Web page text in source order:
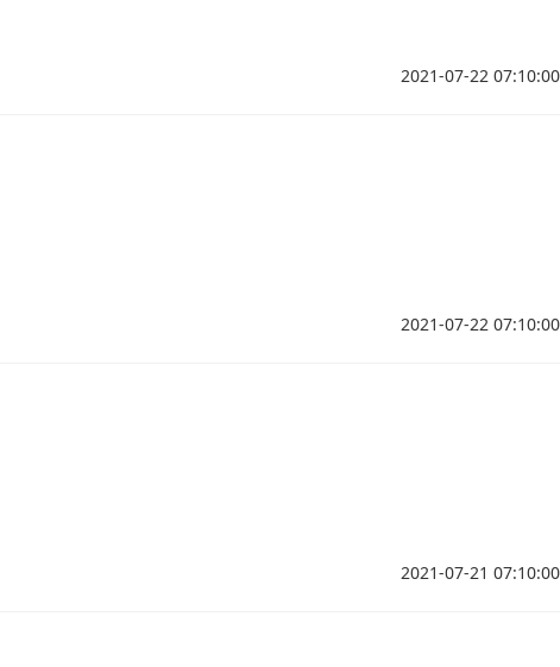
2021-07-22 07:10:00
2021-07-22 07:10:00
2021-07-21 07:10:00